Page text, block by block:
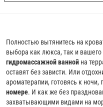
Полностью вытянитесь на
выбора как люкса, так и
гидромассажной ванной на
оставят без зависти. Или
ароматерапии, готовясь к ночи,
номере. И как же без
захватывающими видами на